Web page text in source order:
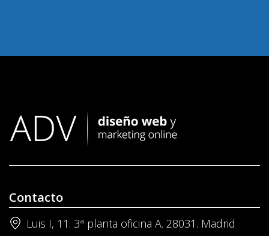
Contacto
Luis I, 11. 3ª planta oficina A. 28031. Madrid